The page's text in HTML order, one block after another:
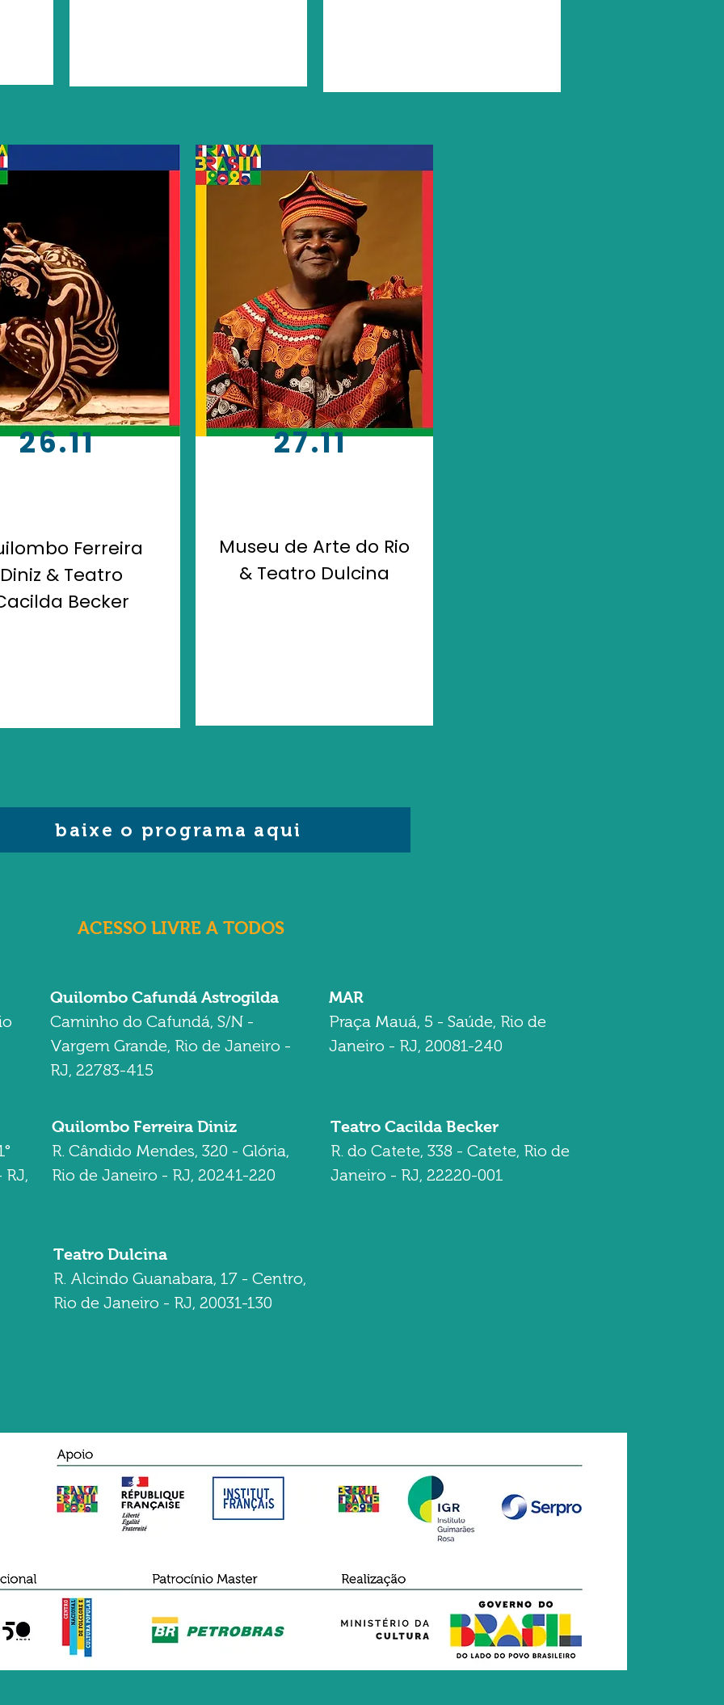
26.11
Ferreira
Diniz & Teatro
Becker
27.11
Museu de Arte do Rio
& Teatro Dulcina
baixe o programa aqui
ACESSO LIVRE A TODOS
Quilombo Cafundá Astrogilda
Caminho do Cafundá, S/N -
Vargem Grande, Rio de Janeiro -
RJ, 22783-415
MAR
Praça Mauá, 5 - Saúde, Rio de
Janeiro - RJ, 20081-240
Quilombo Ferreira Diniz
R. Cândido Mendes, 320 - Glória,
Rio de Janeiro - RJ, 20241-220
Teatro Cacilda Becker
R. do Catete, 338 - Catete, Rio de
Janeiro - RJ, 22220-001
Teatro Dulcina
R. Alcindo Guanabara, 17 - Centro,
Rio de Janeiro - RJ, 20031-130